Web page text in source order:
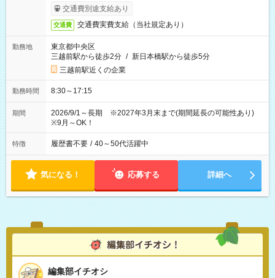
交通費別途支給あり
交通費 交通費実費支給（当社規定あり）
勤務地
東京都中央区
三越前駅から徒歩2分 / 新日本橋駅から徒歩5分
三越前駅近くの企業
勤務時間 8:30～17:15
期間
2026/9/1～長期 ※2027年3月末まで(期間延長の可能性あり)
※9月～OK！
特徴 履歴書不要 / 40～50代活躍中
気になる！ 応募する 詳細へ
編集部イチオシ